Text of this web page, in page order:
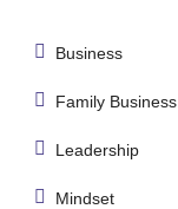
Business
Family Business
Leadership
Mindset